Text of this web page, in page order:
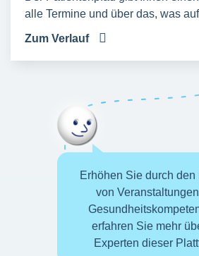
alle Termine und über das, was
Zum Verlauf
Erhöhen Sie durch den
von
erfahren Sie mehr
Experten dieser